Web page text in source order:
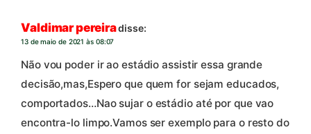
Valdimar pereiradisse:
13 de maio de 2021 às 08:07
Não vou poder ir ao estádio assistir essa grande
decisão,mas,Espero que quem for sejam educados,
comportados…Nao sujar o estádio até por que vao
encontra-lo limpo.Vamos ser exemplo para o resto do